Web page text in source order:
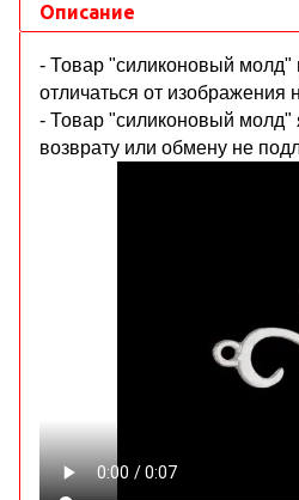
Описание
- Товар "силиконовый молд"
отличаться от изображения
- Товар "силиконовый молд"
возврату или обмену не